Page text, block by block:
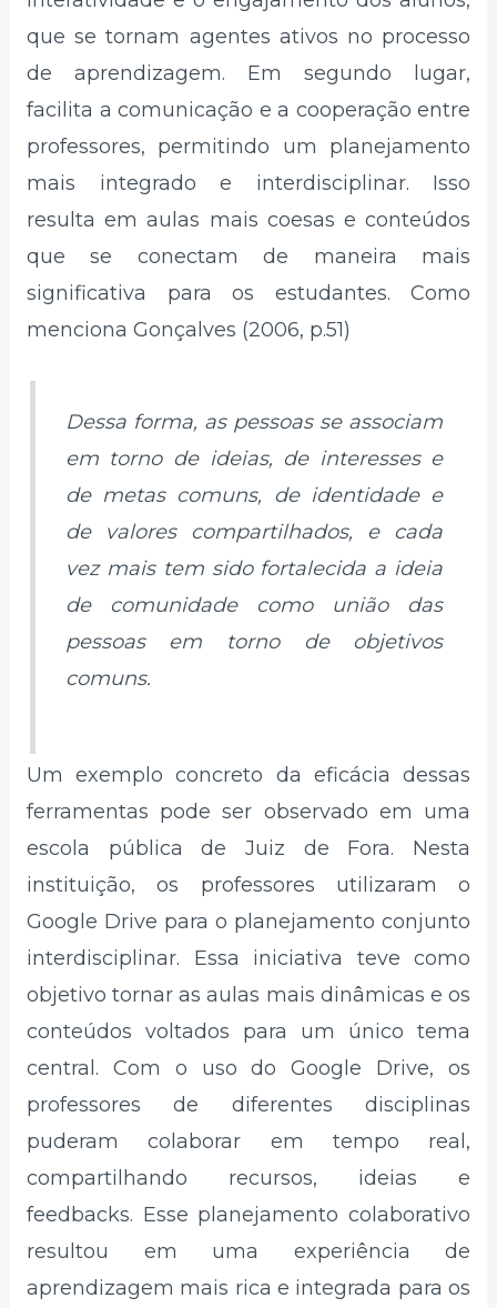
que se tornam agentes ativos no processo
de aprendizagem. Em segundo lugar,
facilita a comunicação e a cooperação entre
professores, permitindo um planejamento
mais integrado e interdisciplinar. Isso
resulta em aulas mais coesas e conteúdos
que se conectam de maneira mais
significativa para os estudantes. Como
menciona Gonçalves (2006, p.51)
Dessa forma, as pessoas se associam
em torno de ideias, de interesses e
de metas comuns, de identidade e
de valores compartilhados, e cada
vez mais tem sido fortalecida a ideia
de comunidade como união das
pessoas em torno de objetivos
comuns.
Um exemplo concreto da eficácia dessas
ferramentas pode ser observado em uma
escola pública de Juiz de Fora. Nesta
instituição, os professores utilizaram o
Google Drive para o planejamento conjunto
interdisciplinar. Essa iniciativa teve como
objetivo tornar as aulas mais dinâmicas e os
conteúdos voltados para um único tema
central. Com o uso do Google Drive, os
professores de diferentes disciplinas
puderam colaborar em tempo real,
compartilhando recursos, ideias e
feedbacks. Esse planejamento colaborativo
resultou em uma experiência de
aprendizagem mais rica e integrada para os